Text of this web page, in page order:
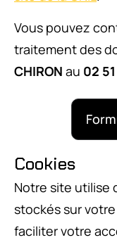
Vous pouvez
traitement des
CHIRON au 02
Cookies
Notre site utilise
stockés sur
faciliter votre